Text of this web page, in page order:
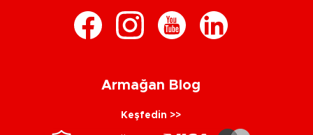
Armağan Blog
Keşfedin >>